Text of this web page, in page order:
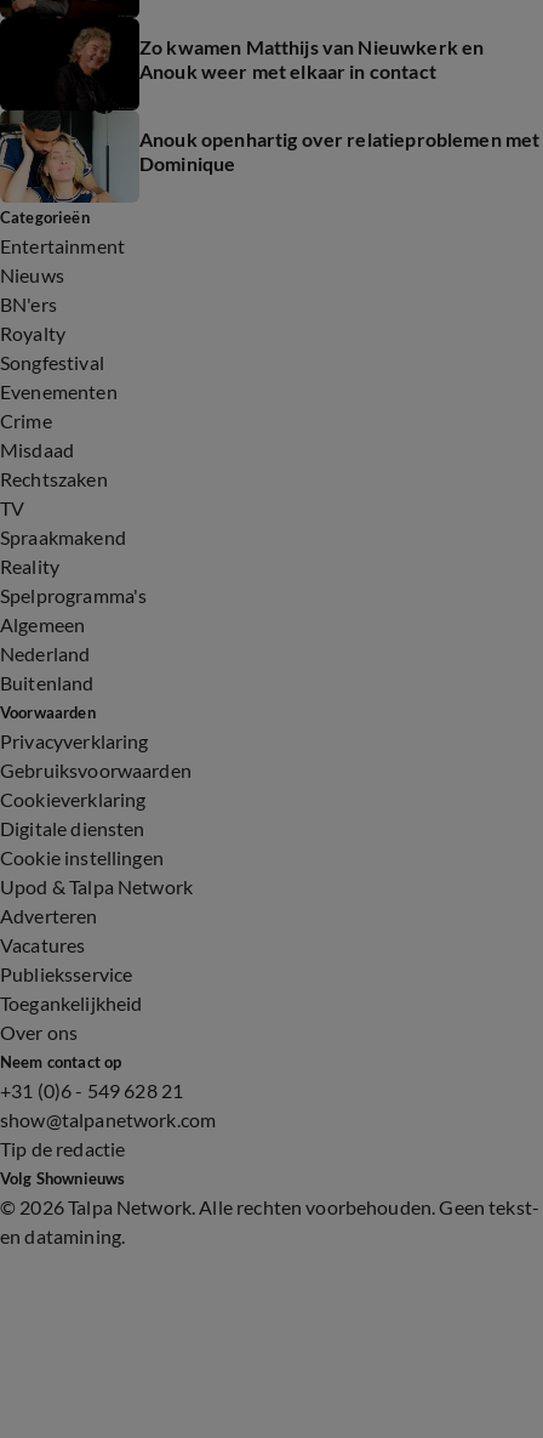
Zo kwamen Matthijs van Nieuwkerk en
Anouk weer met elkaar in contact
Anouk openhartig over relatieproblemen met
Dominique
Categorieën
Entertainment
Nieuws
BN'ers
Royalty
Songfestival
Evenementen
Crime
Misdaad
Rechtszaken
TV
Spraakmakend
Reality
Spelprogramma's
Algemeen
Nederland
Buitenland
Voorwaarden
Privacyverklaring
Gebruiksvoorwaarden
Cookieverklaring
Digitale diensten
Cookie instellingen
Upod & Talpa Network
Adverteren
Vacatures
Publieksservice
Toegankelijkheid
Over ons
Neem contact op
+31 (0)6 - 549 628 21
show@talpanetwork.com
Tip de redactie
Volg Shownieuws
© 2026 Talpa Network. Alle rechten voorbehouden. Geen tekst-
en datamining.